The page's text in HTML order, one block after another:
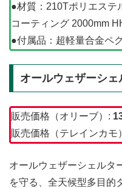
●材質：210Tポリエステ
コーティング 2000mm
●付属品：超軽量合金ペ
オールウェザーシェ
販売価格（オリーブ）:
販売価格（テレインカモ
オールウェザーシェルタ
を守る、全天候型多目的